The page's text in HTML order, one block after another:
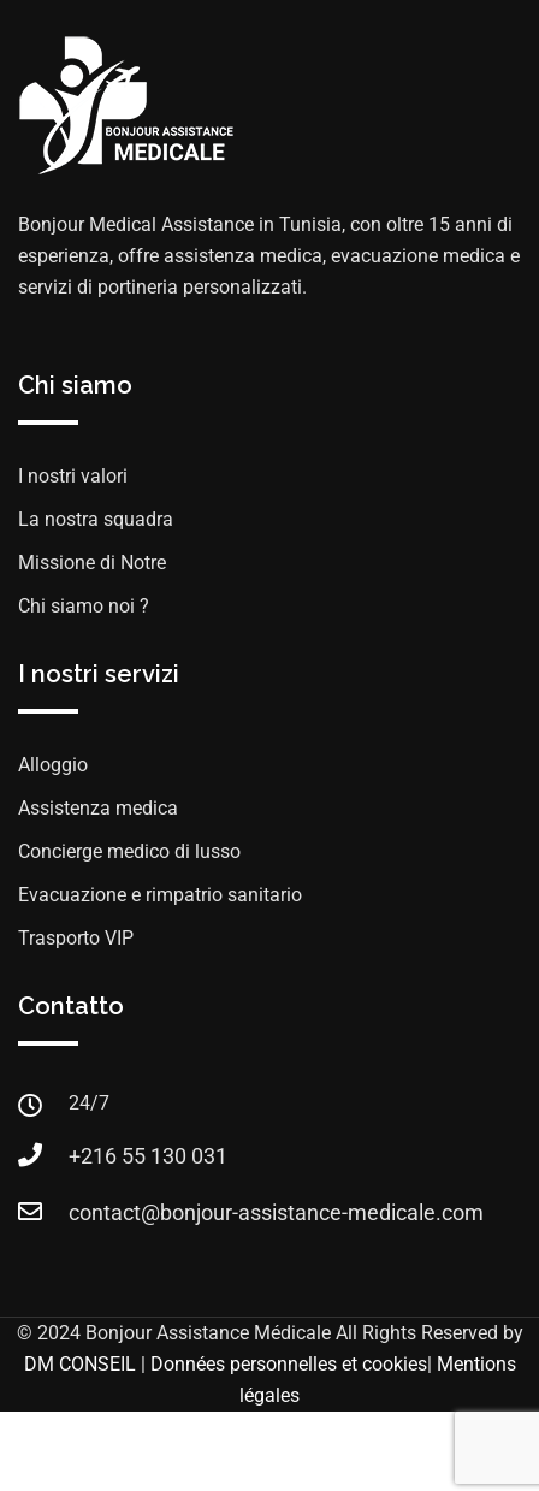
Bonjour Medical Assistance in Tunisia, con oltre 15 anni di
esperienza, offre assistenza medica, evacuazione medica e
servizi di portineria personalizzati.
Chi siamo
I nostri valori
La nostra squadra
Missione di Notre
Chi siamo noi ?
I nostri servizi
Alloggio
Assistenza medica
Concierge medico di lusso
Evacuazione e rimpatrio sanitario
Trasporto VIP
Contatto
24/7
+216 55 130 031
contact@bonjour-assistance-medicale.com
© 2024 Bonjour Assistance Médicale All Rights Reserved by
DM CONSEIL | Données personnelles et cookies| Mentions
légales